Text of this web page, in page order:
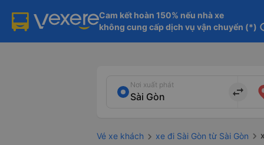
Cam kết hoàn 150% nếu nhà xe
không cung cấp dịch vụ vận chuyển (*)
Nơi xuất phát
import_export
Vé xe khách xe đi Sài Gòn từ Sài Gòn